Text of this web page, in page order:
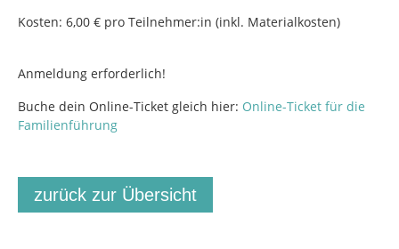
Kosten: 6,00 € pro Teilnehmer:in (inkl. Materialkosten)
Anmeldung erforderlich!
Buche dein Online-Ticket gleich hier: Online-Ticket für die
Familienführung
zurück zur Übersicht